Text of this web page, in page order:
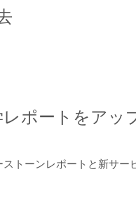
ポートをアッ
トーンレポートと新サー